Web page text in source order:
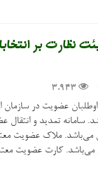
اجرایی و هیئت نظارت
3,943
۰۴/۰۱ غیرفعال می‌باشد. ملاک
می‌باشد. کارت عضویت